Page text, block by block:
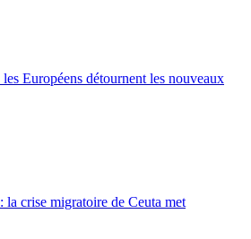
Européens détournent les nouveaux
la crise migratoire de Ceuta met